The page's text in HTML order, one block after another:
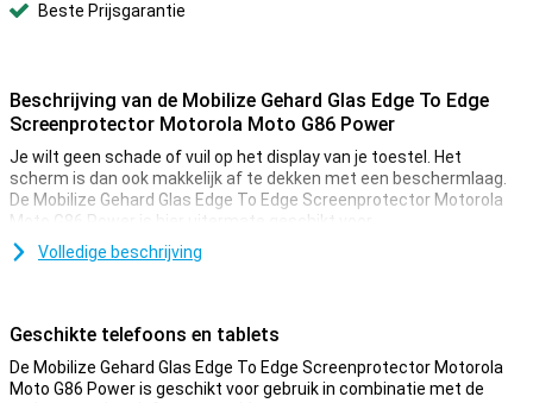
Beste Prijsgarantie
Beschrijving van de Mobilize Gehard Glas Edge To Edge
Screenprotector Motorola Moto G86 Power
Je wilt geen schade of vuil op het display van je toestel. Het
scherm is dan ook makkelijk af te dekken met een beschermlaag.
De Mobilize Gehard Glas Edge To Edge Screenprotector Motorola
Moto G86 Power is hier uitermate geschikt voor.
complete voorkant van je Motorola Moto G86 Power bedekt.
Volledige beschrijving
Geschikte telefoons en tablets
De Mobilize Gehard Glas Edge To Edge Screenprotector Motorola
Moto G86 Power is geschikt voor gebruik in combinatie met de